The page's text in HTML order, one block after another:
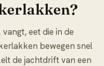
eet die in de
bewegen snel
de jachtdrift van een